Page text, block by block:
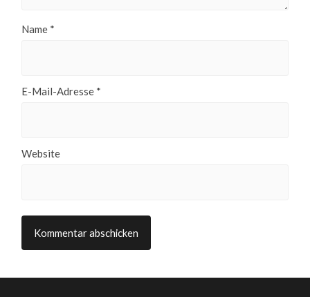
Name *
E-Mail-Adresse *
Website